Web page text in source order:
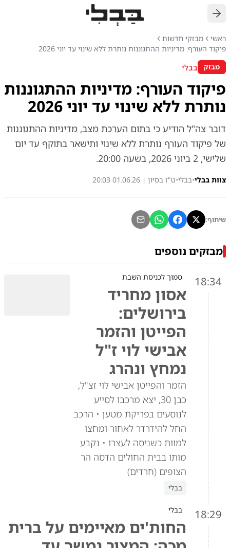
חזרה
ראשי
מבזקי חדשות
פיקוד העורף: מדיניות ההתגוננות נותרת ללא שינוי עד יוני 2026
מבזק בבלי
פיקוד העורף: מדיניות ההתגוננות
נותרת ללא שינוי עד יוני 2026
דובר צה"ל הודיע כי בתום הערכת מצב, מדיניות ההתגוננות
של פיקוד העורף נותרת ללא שינוי ותישאר בתוקף עד יום
שלישי, 2 ביוני 2026, בשעה 20:00.
צוות בבלי•בבלי•ט"ז בסיון | 01.06.26 20:03
שיתוף:
מבזקים נוספים
18:34 סמוך לכניסת השבת
אסון מחריד
בירושלים:
הפייטן והזמר
אבישי לוי ז"ל
נמחץ ונהרג
הזמר והפייטן אבישי לוי זצ"ל,
כבן 30, יצא מרכבו לסייע
לנוסעים בפריקת מטען • הרכב
החל להידרדר לאחור ומחצו
למוות כשניסה לעצרו • נקבע
מותו בבית החולים הדסה הר
הצופים (חרדים)
בבלי
18:29 בבלי
החות'ים מאיימים על ברית